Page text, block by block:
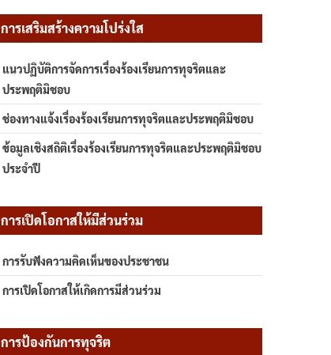
การเสริมสร้างความโปร่งใส
แนวปฏิบัติการจัดการเรื่องร้องเรียนการทุจริตและ
ประพฤติมิชอบ
ช่องทางแจ้งเรื่องร้องเรียนการทุจริตและประพฤติมิชอบ
ข้อมูลเชิงสถิติเรื่องร้องเรียนการทุจริตและประพฤติมิชอบ
ประจำปี
การเปิดโอกาสให้มีส่วนร่วม
การรับฟังความคิดเห็นของประชาชน
การเปิดโอกาสให้เกิดการมีส่วนร่วม
การป้องกันการทุจริต